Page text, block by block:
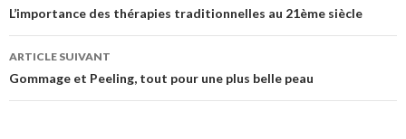
des
articles
L’importance des thérapies traditionnelles au 21ème siècle
ARTICLE SUIVANT
Gommage et Peeling, tout pour une plus belle peau